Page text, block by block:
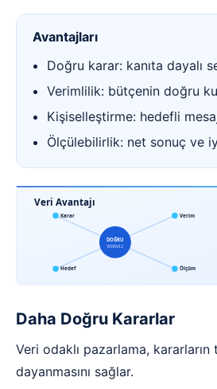
Avantajları
Doğru karar: kanıta dayalı
Verimlilik: bütçenin doğru
Kişiselleştirme: hedefli
Ölçülebilirlik: net sonuç ve
Veri Avantajı
DOĞRU
VERİMLİ
Karar Verim
Hedef Ölçüm
Daha Doğru Kararlar
Veri odaklı pazarlama, kararların
dayanmasını sağlar.